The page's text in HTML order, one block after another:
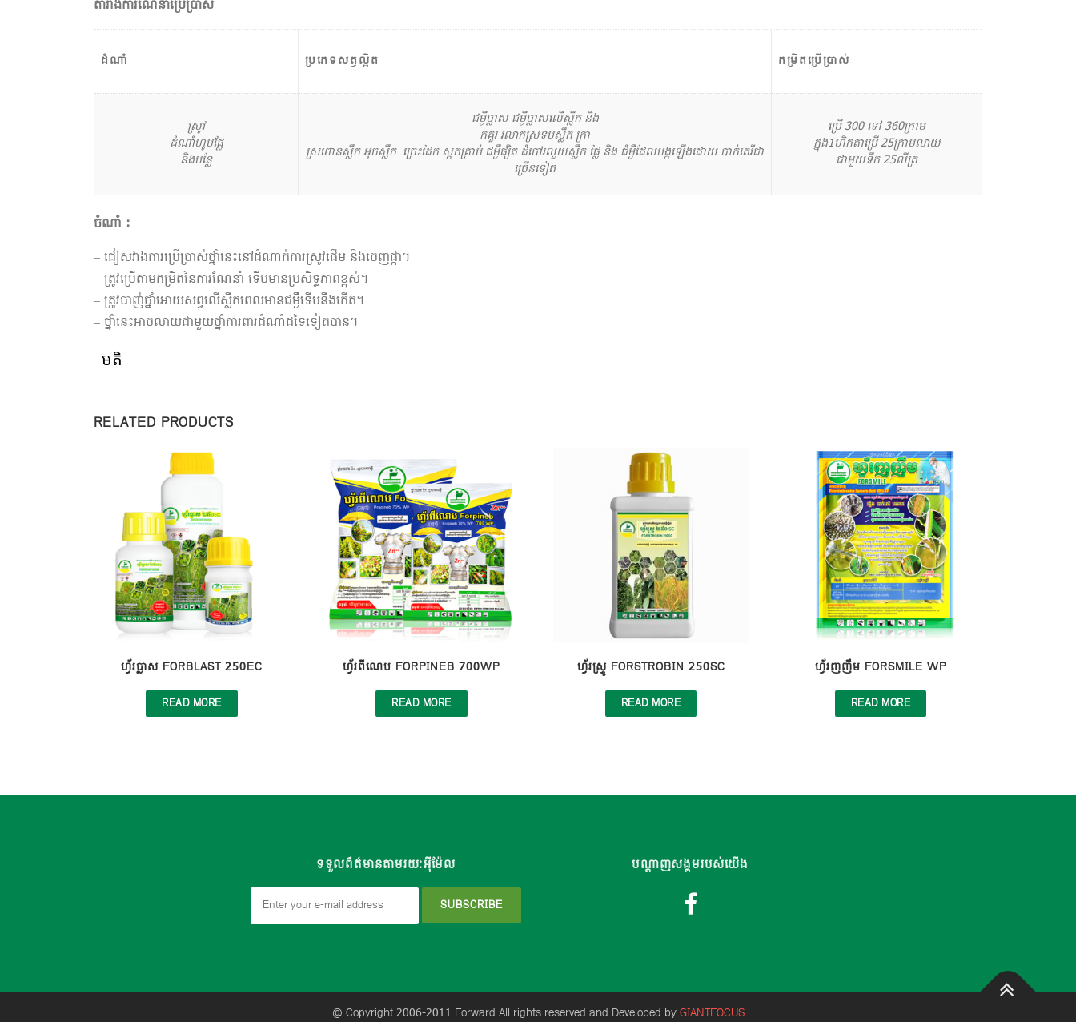
តារាងការណែនាំប្រើប្រាស់
ដំណាំ ប្រភេទសត្វល្អិត កម្រិតប្រើប្រាស់
ស្រូវ
ដំណាំហូបផ្លែ
និងបន្លែ
ជម្ងឺប្លាស ជម្ងឺប្លាសលើស្លឹក និង
កគួរ ​រលាកស្រទបស្លឹក ក្រា
​​ស្រពោនស្លឹក អុចស្លឹក ​ច្រេះដែក ស្កកគ្រាប់ ជម្ងឺផ្សិត ដំបៅរលួយស្លឹក ​ផ្លែ និង ជំម្ងឺដែលបង្កឡើងដោយ បាក់តេរីជា
ច្រើនទៀត
ប្រើ 300 ទៅ 360ក្រាម
ក្នុង1ហិកតាប្រើ 25ក្រាមលាយ
ជាមួយទឹក​ 25លីត្រ
ចំណាំ :
– ជៀសវាងការប្រើប្រាស់ថ្នាំនេះនៅដំណាក់ការស្រូវផើម និងចេញផ្កា។
– ត្រូវប្រើតាមកម្រិតនៃការណែនាំ ទើបមានប្រសិទ្ធភាពខ្ពស់។
– ត្រូវបាញ់ថ្នាំអោយសព្វលើស្លឹកពេលមានជម្ងឺទើបនឹងកើត។
– ថ្នាំនេះអាចលាយជាមួយថ្នាំការពារដំណាំដទៃទៀតបាន។
មតិ
RELATED PRODUCTS
ហ្វ័រប្លាស FORBLAST 250EC
READ MORE
ហ្វ័រពីណេប FORPINEB 700WP
READ MORE
ហ្វ័រស្ទ្រូ FORSTROBIN 250SC
READ MORE
ហ្វ័រញញឹម FORSMILE WP
READ MORE
ទទួលព៏ត៌មានតាមរយៈអុីម៉ែល បណ្តាញសង្គមរបស់យើង
@ Copyright 2006-2011 Forward All rights reserved and Developed byGIANTFOCUS